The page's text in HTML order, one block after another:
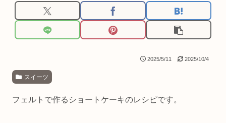
2025/5/11 2025/10/4
スイーツ
フェルトで作るショートケーキのレシピです。